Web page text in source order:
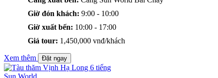
Giờ đón khách: 9:00 - 10:00
Giờ xuất bến: 10:00 - 17:00
Giá tour: 1,450,000 vnđ/khách
Xem thêm Đặt ngay
Sun World